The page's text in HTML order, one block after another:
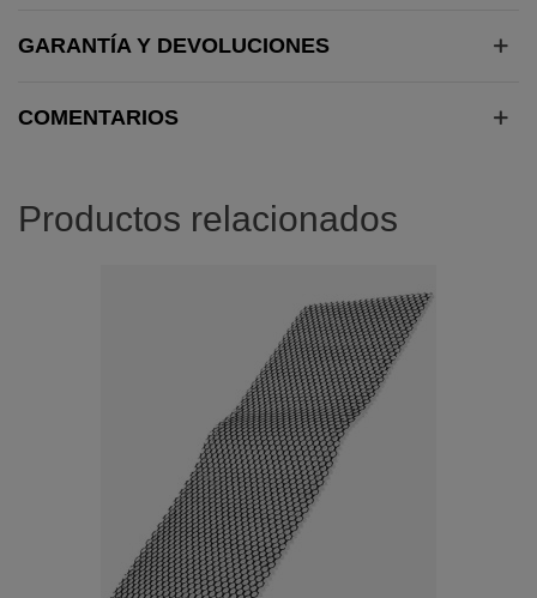
GARANTÍA Y DEVOLUCIONES
COMENTARIOS
Productos relacionados